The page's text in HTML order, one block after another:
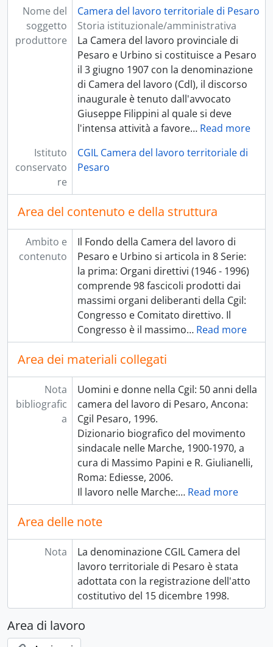
Nome del
soggetto
produttore
Camera del lavoro territoriale di Pesaro
Storia istituzionale/amministrativa
La Camera del lavoro provinciale di
Pesaro e Urbino si costituisce a Pesaro
il 3 giugno 1907 con la denominazione
di Camera del lavoro (Cdl), il discorso
inaugurale è tenuto dall'avvocato
Giuseppe Filippini al quale si deve
l'intensa attività a favore… Read more
Istituto
conservato
re
CGIL Camera del lavoro territoriale di
Pesaro
Area del contenuto e della struttura
Ambito e
contenuto
Il Fondo della Camera del lavoro di
Pesaro e Urbino si articola in 8 Serie:
la prima: Organi direttivi (1946 - 1996)
comprende 98 fascicoli prodotti dai
massimi organi deliberanti della Cgil:
Congresso e Comitato direttivo. Il
Congresso è il massimo… Read more
Area dei materiali collegati
Nota
bibliografic
a
Uomini e donne nella Cgil: 50 anni della
camera del lavoro di Pesaro, Ancona:
Cgil Pesaro, 1996.
Dizionario biografico del movimento
sindacale nelle Marche, 1900-1970, a
cura di Massimo Papini e R. Giulianelli,
Roma: Ediesse, 2006.
Il lavoro nelle Marche:… Read more
Area delle note
Nota
La denominazione CGIL Camera del
lavoro territoriale di Pesaro è stata
adottata con la registrazione dell'atto
costitutivo del 15 dicembre 1998.
Area di lavoro